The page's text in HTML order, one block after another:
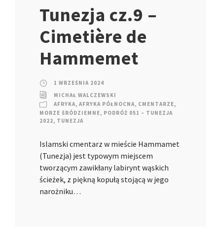
Tunezja cz.9 –
Cimetière de
Hammemet
1 WRZEŚNIA 2024
MICHAŁ WALCZEWSKI
AFRYKA, AFRYKA PÓŁNOCNA, CMENTARZE,
MORZE ŚRÓDZIEMNE, PODRÓŻ 051 – TUNEZJA
2022, TUNEZJA
Islamski cmentarz w mieście Hammamet
(Tunezja) jest typowym miejscem
tworzącym zawikłany labirynt wąskich
ścieżek, z piękną kopułą stojącą w jego
narożniku…